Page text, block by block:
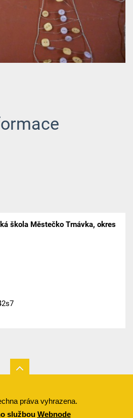
škola Městečko Trnávka, okres
práva vyhrazena.
službou Webnode